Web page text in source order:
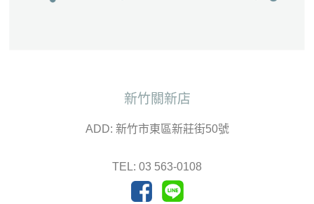
新竹關新店
ADD: 新竹市東區新莊街50號
TEL: 03 563-0108